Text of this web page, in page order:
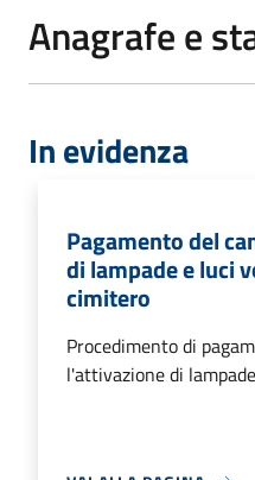
Anagrafe e
In evidenza
Pagamento del
di lampade e luci
cimitero
Procedimento di
l'attivazione di